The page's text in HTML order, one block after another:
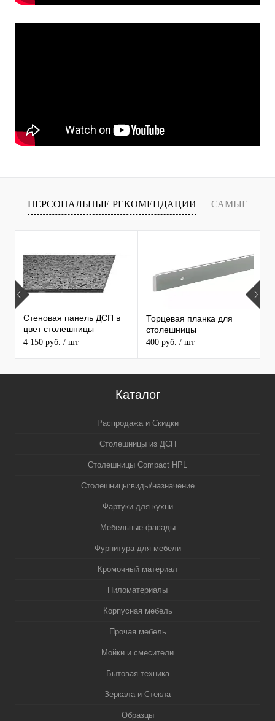
ПЕРСОНАЛЬНЫЕ РЕКОМЕНДАЦИИ САМЫЕ
ПРОДАВАЕМЫЕ ТОВАРЫ
Стеновая панель ДСП в
цвет столешницы
MAERSS
4 150 руб. / шт
Торцевая планка для
столешницы
400 руб. / шт
Каталог
Распродажа и Скидки
Столешницы из ДСП
Столешницы Compact HPL
Столешницы:виды/назначение
Фартуки для кухни
Мебельные фасады
Фурнитура для мебели
Кромочный материал
Пиломатериалы
Корпусная мебель
Прочая мебель
Мойки и смесители
Бытовая техника
Зеркала и Стекла
Образцы